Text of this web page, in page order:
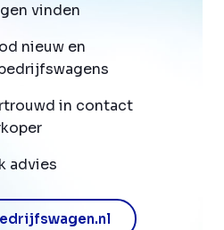
vinden
nieuw en
in contact
advies